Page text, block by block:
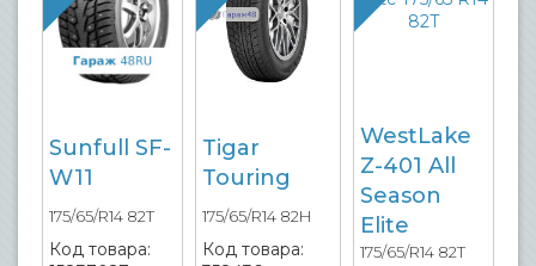
Sunfull SF-
W11
175/65/R14 82T
Код товара:
Tigar
Touring
175/65/R14 82H
Код товара:
WestLake
Z-401 All
Season
Elite
175/65/R14 82T